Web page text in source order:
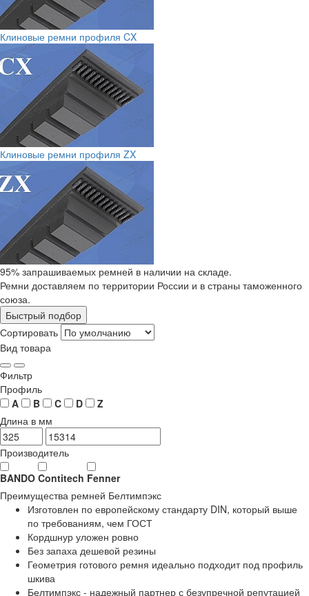
Клиновые ремни профиля CX
Клиновые ремни профиля ZX
95% запрашиваемых ремней в наличии на складе.
Ремни доставляем по территории России и в страны таможенного
союза.
Быстрый подбор
Сортировать
Вид товара
Фильтр
Профиль
A
B C D
Z
Длина в мм
Производитель
BANDO Contitech Fenner
Преимущества ремней Белтимпэкс
Изготовлен по европейскому стандарту DIN, который выше
по требованиям, чем ГОСТ
Кордшнур уложен ровно
Без запаха дешевой резины
Геометрия готового ремня идеально подходит под профиль
шкива
Белтимпэкс - надежный партнер с безупречной репутацией